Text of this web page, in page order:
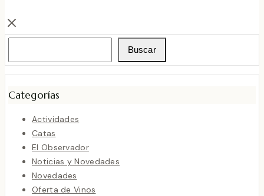
CAPÇANES
Buscar
Categorías
Actividades
Catas
El Observador
Noticias y Novedades
Novedades
Oferta de Vinos